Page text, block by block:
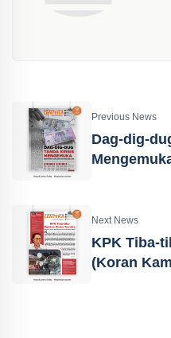
Previous News
Dag-dig-
Next News
KPK Tiba-
(Koran